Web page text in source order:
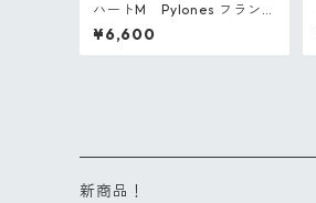
ハートM Pylones フランス
ガラスのリング
¥6,600
新商品！